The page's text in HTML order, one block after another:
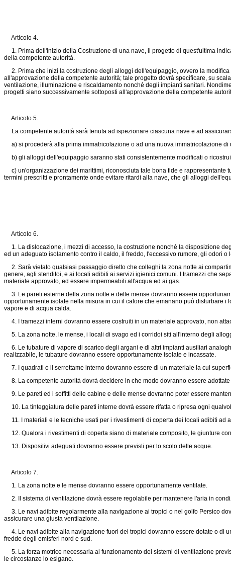
Articolo 4.
1. Prima dell'inizio della Costruzione di una nave, il progetto di quest'ultima
della competente autorità.
2. Prima che inizi la costruzione degli alloggi dell'equipaggio, ovvero la
all'approvazione della competente autorità; tale progetto dovrà specificare, su
ventilazione, illuminazione e riscaldamento nonché degli impianti sanitari.
progetti siano successivamente sottoposti all'approvazione della competente
Articolo 5.
La competente autorità sarà tenuta ad ispezionare ciascuna nave e ad
a) si procederà alla prima immatricolazione o ad una nuova immatricolazione di
b) gli alloggi dell'equipaggio saranno stati consistentemente modificati o
c) un'organizzazione dei marittimi, riconosciuta tale bona fide e rappresentante
termini prescritti e prontamente onde evitare ritardi alla nave, che gli alloggi
Articolo 6.
1. La dislocazione, i mezzi di accesso, la costruzione nonché la disposizione
ed un adeguato isolamento contro il caldo, il freddo, l'eccessivo rumore, gli odori
2. Sarà vietato qualsiasi passaggio diretto che colleghi la zona notte ai
genere, agli stenditoi, e ai locali adibiti ai servizi igienici comuni. I tramezzi che
materiale approvato, ed essere impermeabili all'acqua ed ai gas.
3. Le pareti esterne della zona notte e delle mense dovranno essere
opportunamente isolate nella misura in cui il calore che emanano può disturbare
vapore e di acqua calda.
4. I tramezzi interni dovranno essere costruiti in un materiale approvato, non
5. La zona notte, le mense, i locali di svago ed i corridoi siti all'interno degli
6. Le tubature di vapore di scarico degli argani e di altri impianti ausiliari
realizzabile, le tubature dovranno essere opportunamente isolate e incassate.
7. I quadrati o il serrettame interno dovranno essere di un materiale la cui
8. La competente autorità dovrà decidere in che modo dovranno essere
9. Le pareti ed i soffitti delle cabine e delle mense dovranno poter essere
10. La tinteggiatura delle pareti interne dovrà essere rifatta o ripresa ogni
11. I materiali e le tecniche usati per i rivestimenti di coperta dei locali adibiti ad
12. Qualora i rivestimenti di coperta siano di materiale composito, le giunture
13. Dispositivi adeguati dovranno essere previsti per lo scolo delle acque.
Articolo 7.
1. La zona notte e le mense dovranno essere opportunamente ventilate.
2. Il sistema di ventilazione dovrà essere regolabile per mantenere l'aria in
3. Le navi adibite regolarmente alla navigazione ai tropici o nel golfo Persico
assicurare una giusta ventilazione.
4. Le navi adibite alla navigazione fuori dei tropici dovranno essere dotate o di
fredde degli emisferi nord e sud.
5. La forza motrice necessaria al funzionamento dei sistemi di ventilazione
le circostanze lo esigano.